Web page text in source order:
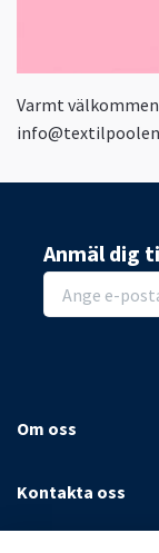
Varmt
Anmäl dig
Om oss
Kontakta oss